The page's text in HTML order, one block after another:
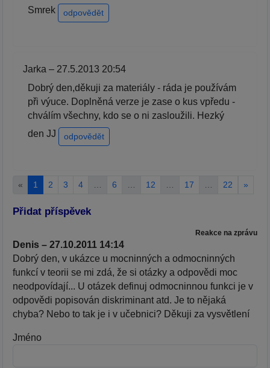
Smrek
odpovědět
Jarka – 27.5.2013 20:54
Dobrý den,děkuji za materiály - ráda je používám
při výuce. Doplněná verze je zase o kus vpředu -
chválím všechny, kdo se o ni zasloužili. Hezký
den JJ
odpovědět
« 1 2 3 4 6 12 17 22 »
Přidat příspěvek
Reakce na zprávu
Denis – 27.10.2011 14:14
Dobrý den, v ukázce u mocninných a odmocninných
funkcí v teorii se mi zdá, že si otázky a odpovědi moc
neodpovídají... U otázek definuj odmocninnou funkci je v
odpovědi popisován diskriminant atd. Je to nějaká
chyba? Nebo to tak je i v učebnici? Děkuji za vysvětlení
Jméno